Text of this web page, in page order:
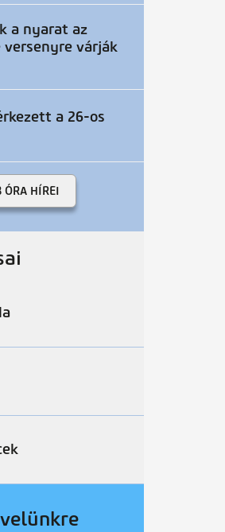
a nyarat az
versenyre várják
a 26-os
ÓRA HÍREI